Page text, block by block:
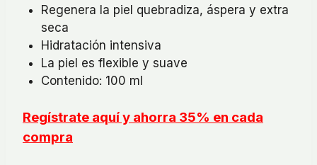
Regenera la piel quebradiza, áspera y extra
seca
Hidratación intensiva
La piel es flexible y suave
Contenido: 100 ml
Regístrate aquí y ahorra 35% en cada
compra